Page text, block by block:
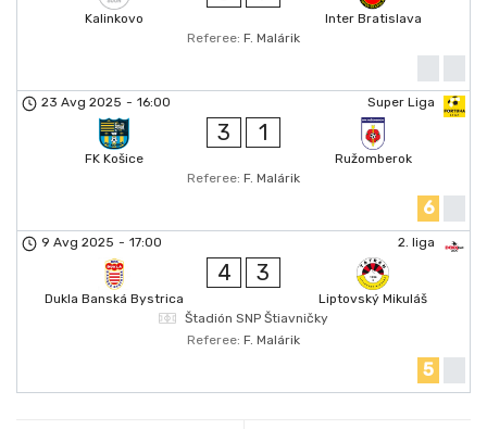
Kalinkovo
Inter Bratislava
Referee: F. Malárik
Super Liga
23 Avg 2025 - 16:00
FK Košice
3 1
Ružomberok
Referee: F. Malárik
6
2. liga
9 Avg 2025 - 17:00
Dukla Banská Bystrica
4 3
Liptovský Mikuláš
Štadión SNP Štiavničky
Referee: F. Malárik
5